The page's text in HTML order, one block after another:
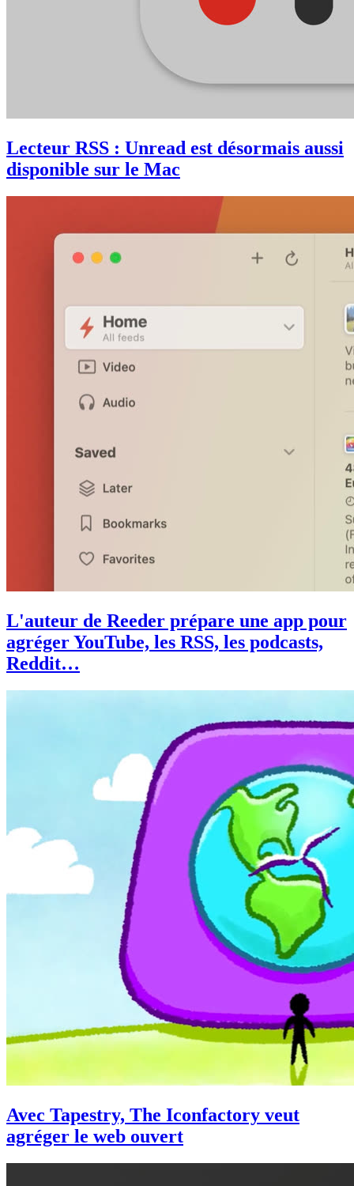
Lecteur RSS : Unread est désormais aussi
disponible sur le Mac
L'auteur de Reeder prépare une app pour
agréger YouTube, les RSS, les podcasts,
Reddit…
Avec Tapestry, The Iconfactory veut
agréger le web ouvert